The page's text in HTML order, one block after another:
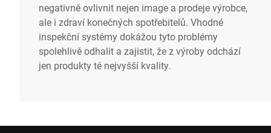
negativně ovlivnit nejen image a prodeje výrobce,
ale i zdraví konečných spotřebitelů. Vhodné
inspekční systémy dokážou tyto problémy
spolehlivě odhalit a zajistit, že z výroby odchází
jen produkty té nejvyšší kvality.